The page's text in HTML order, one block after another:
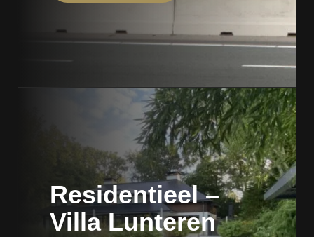
Residentieel –
Villa Lunteren